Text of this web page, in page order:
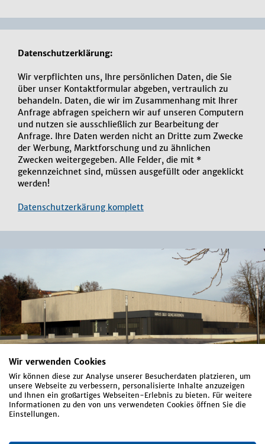
Wir verwenden Cookies
Wir können diese zur Analyse unserer Besucherdaten platzieren, um
unsere Webseite zu verbessern, personalisierte Inhalte anzuzeigen
und Ihnen ein großartiges Webseiten-Erlebnis zu bieten. Für weitere
Informationen zu den von uns verwendeten Cookies öffnen Sie die
Einstellungen.
Datenschutzerklärung:
Wir verpflichten uns, Ihre persönlichen Daten, die Sie
über unser Kontaktformular abgeben, vertraulich zu
behandeln. Daten, die wir im Zusammenhang mit Ihrer
Anfrage abfragen speichern wir auf unseren Computern
und nutzen sie ausschließlich zur Bearbeitung der
Anfrage. Ihre Daten werden nicht an Dritte zum Zwecke
der Werbung, Marktforschung und zu ähnlichen
Zwecken weitergegeben. Alle Felder, die mit *
gekennzeichnet sind, müssen ausgefüllt oder angeklickt
werden!
Datenschutzerkärung komplett